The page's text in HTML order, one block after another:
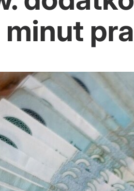
minut